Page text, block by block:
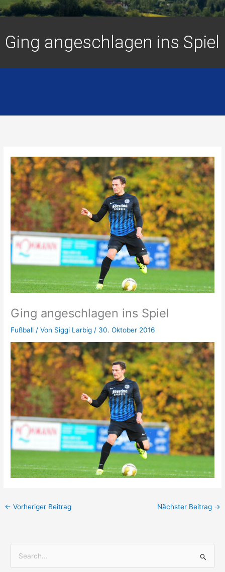
Ging angeschlagen ins Spiel
Ging angeschlagen ins Spiel
Fußball / Von Siggi Larbig/ 30. Oktober 2016
← Vorheriger Beitrag Nächster Beitrag →